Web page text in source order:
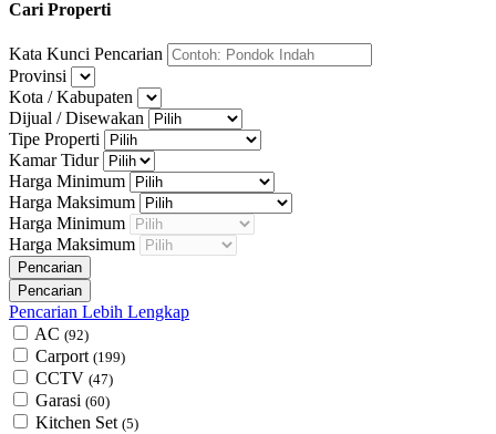
Cari Properti
Kata Kunci Pencarian
Provinsi
Kota / Kabupaten
Dijual / Disewakan
Tipe Properti
Kamar Tidur
Harga Minimum
Harga Maksimum
Harga Minimum
Harga Maksimum
Pencarian Lebih Lengkap
AC (92)
Carport (199)
CCTV (47)
Garasi (60)
Kitchen Set (5)